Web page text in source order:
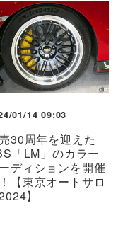
01/14 09:03
30周年を迎えた
「LM」のカラー
ディションを開催
【東京オートサロ
】